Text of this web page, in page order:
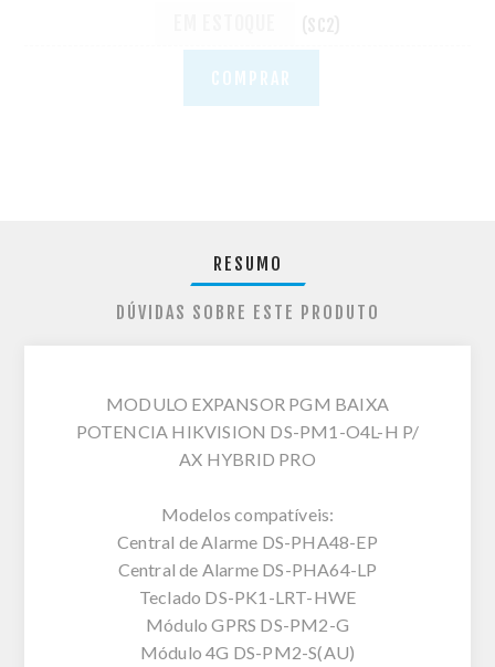
COMPRAR
RESUMO
DÚVIDAS SOBRE ESTE PRODUTO
MODULO EXPANSOR PGM BAIXA
POTENCIA HIKVISION DS-PM1-O4L-H P/
AX HYBRID PRO
Modelos compatíveis:
Central de Alarme DS-PHA48-EP
Central de Alarme DS-PHA64-LP
Teclado DS-PK1-LRT-HWE
Módulo GPRS DS-PM2-G
Módulo 4G DS-PM2-S(AU)